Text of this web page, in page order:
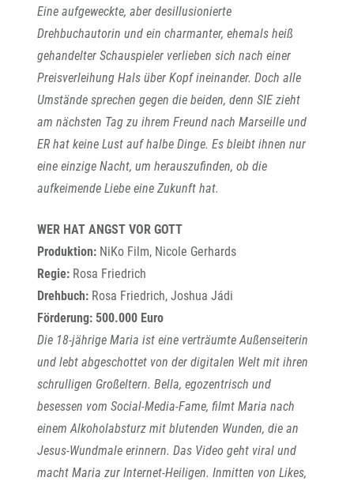
Eine aufgeweckte, aber desillusionierte
Drehbuchautorin und ein charmanter, ehemals heiß
gehandelter Schauspieler verlieben sich nach einer
Preisverleihung Hals über Kopf ineinander. Doch alle
Umstände sprechen gegen die beiden, denn SIE zieht
am nächsten Tag zu ihrem Freund nach Marseille und
ER hat keine Lust auf halbe Dinge. Es bleibt ihnen nur
eine einzige Nacht, um herauszufinden, ob die
aufkeimende Liebe eine Zukunft hat.
WER HAT ANGST VOR GOTT
Produktion: NiKo Film, Nicole Gerhards
Regie: Rosa Friedrich
Drehbuch: Rosa Friedrich, Joshua Jádi
Förderung: 500.000 Euro
Die 18-jährige Maria ist eine verträumte Außenseiterin
und lebt abgeschottet von der digitalen Welt mit ihren
schrulligen Großeltern. Bella, egozentrisch und
besessen vom Social-Media-Fame, filmt Maria nach
einem Alkoholabsturz mit blutenden Wunden, die an
Jesus-Wundmale erinnern. Das Video geht viral und
macht Maria zur Internet-Heiligen. Inmitten von Likes,